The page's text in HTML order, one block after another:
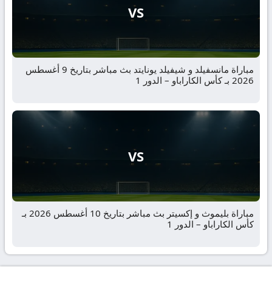
VS
مباراة مانسفيلد و شيفيلد يونايتد بث مباشر بتاريخ 9 أغسطس
2026 بـ كأس الكاراباو – الدور 1
VS
مباراة بليموث و إكسيتر بث مباشر بتاريخ 10 أغسطس 2026 بـ
كأس الكاراباو – الدور 1